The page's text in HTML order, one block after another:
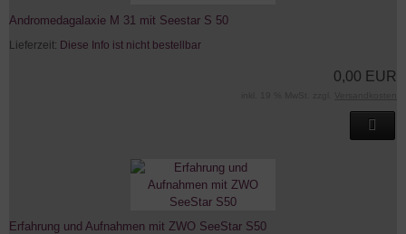
Andromedagalaxie M 31 mit Seestar S 50
Lieferzeit: Diese Info ist nicht bestellbar
0,00 EUR
Erfahrung und Aufnahmen mit ZWO SeeStar S50